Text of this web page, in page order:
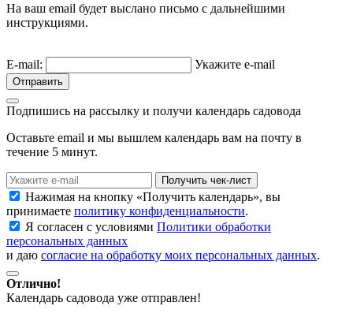
На ваш email будет выслано письмо с дальнейшими
инструкциями.
E-mail: Укажите e-mail
Отправить
Подпишись на рассылку и получи календарь садовода
Оставьте email и мы вышлем календарь вам на почту в
течение 5 минут.
Нажимая на кнопку «Получить календарь», вы
принимаете политику конфиденциальности.
Я согласен с условиями Политики обработки
персональных данных
и даю согласие на обработку моих персональных данных.
Отлично!
Календарь садовода уже отправлен!